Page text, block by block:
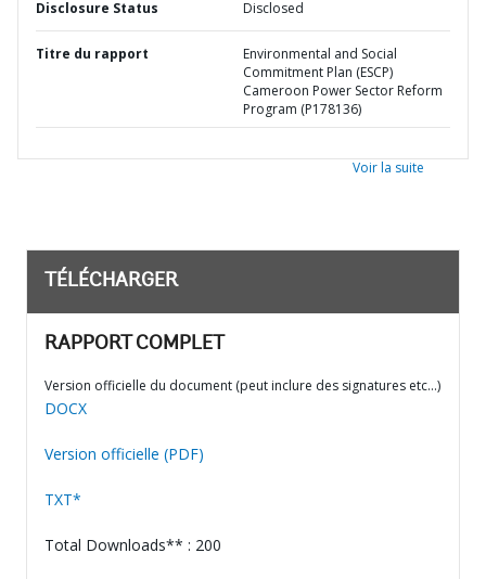
Disclosure Status Disclosed
Titre du rapport
Environmental and Social
Commitment Plan (ESCP)
Cameroon Power Sector Reform
Program (P178136)
Voir la suite
TÉLÉCHARGER
RAPPORT COMPLET
Version officielle du document (peut inclure des signatures etc…)
DOCX
Version officielle (PDF)
TXT*
Total Downloads** : 200